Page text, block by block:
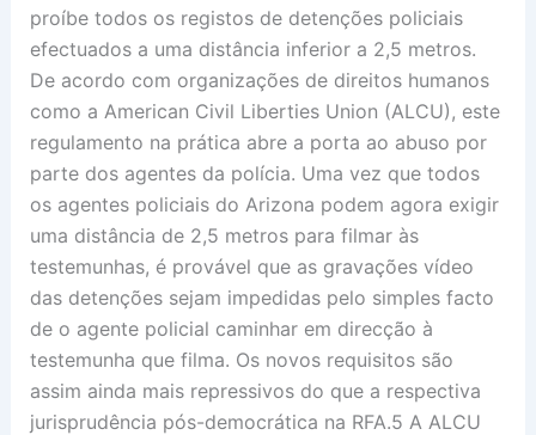
proíbe todos os registos de detenções policiais
efectuados a uma distância inferior a 2,5 metros.
De acordo com organizações de direitos humanos
como a American Civil Liberties Union (ALCU), este
regulamento na prática abre a porta ao abuso por
parte dos agentes da polícia. Uma vez que todos
os agentes policiais do Arizona podem agora exigir
uma distância de 2,5 metros para filmar às
testemunhas, é provável que as gravações vídeo
das detenções sejam impedidas pelo simples facto
de o agente policial caminhar em direcção à
testemunha que filma. Os novos requisitos são
assim ainda mais repressivos do que a respectiva
jurisprudência pós-democrática na RFA.5 A ALCU